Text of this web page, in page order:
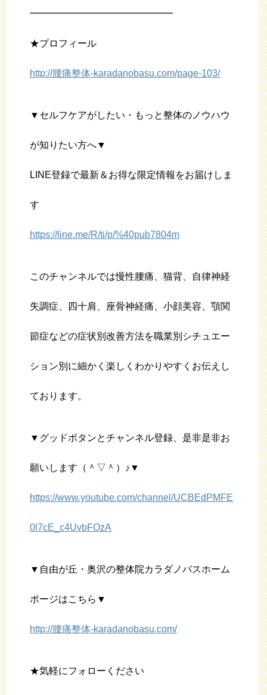
━━━━━━━━━━━━━━━
★プロフィール
http://腰痛整体-karadanobasu.com/page-103/
▼セルフケアがしたい・もっと整体のノウハウ
が知りたい方へ▼
LINE登録で最新＆お得な限定情報をお届けしま
す
https://line.me/R/ti/p/%40pub7804m
このチャンネルでは慢性腰痛、猫背、自律神経
失調症、四十肩、座骨神経痛、小顔美容、顎関
節症などの症状別改善方法を職業別シチュエー
ション別に細かく楽しくわかりやすくお伝えし
ております。
▼グッドボタンとチャンネル登録、是非是非お
願いします（＾▽＾）♪▼
https://www.youtube.com/channel/UCBEdPMFE
0l7cE_c4UvbFOzA
▼自由が丘・奥沢の整体院カラダノバスホーム
ポージはこちら▼
http://腰痛整体-karadanobasu.com/
★気軽にフォローください